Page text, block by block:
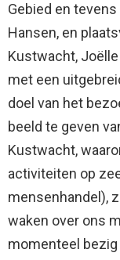
Gebied en
Hansen, en
Kustwacht,
met een
doel van het
beeld te geven
Kustwacht,
activiteiten op
mensenhandel),
waken over ons
momenteel